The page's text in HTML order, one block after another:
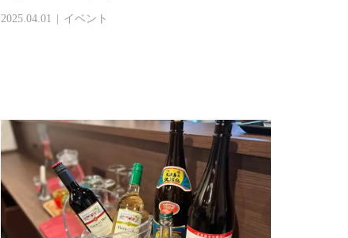
2025.04.01 イベント